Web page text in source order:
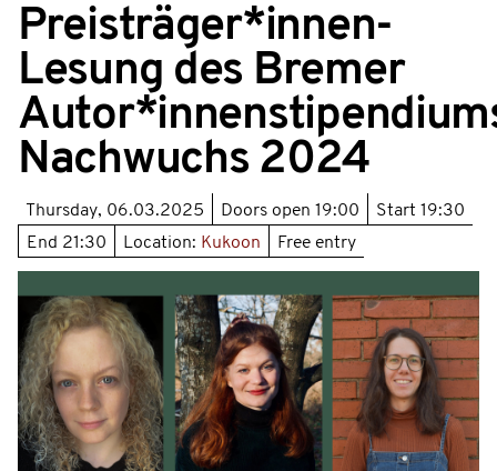
Preisträger*innen-
Lesung des Bremer
Nachwuchs 2024
Thursday, 06.03.2025 Doors open 19:00 Start 19:30
End 21:30 Location: Kukoon Free entry